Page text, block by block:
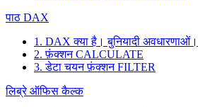
पाठ DAX
1. DAX क्या है। बुनियादी अवधारणाओं।
2. फ़ंक्शन CALCULATE
3. डेटा चयन फ़ंक्शन FILTER
लिब्रे ऑफिस कैल्क